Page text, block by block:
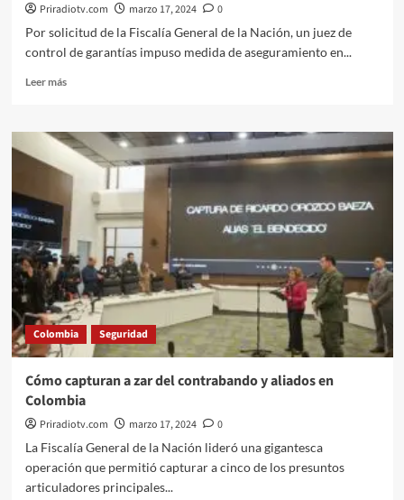
Priradiotv.com marzo 17, 2024
0
Por solicitud de la Fiscalía General de la Nación, un juez de
control de garantías impuso medida de aseguramiento en...
Leer másLeer
ELN
y
muerte
indígena.
va
judicializacion.
Colombia Seguridad
Cómo capturan a zar del contrabando y aliados en
Colombia
Priradiotv.com marzo 17, 2024
0
La Fiscalía General de la Nación lideró una gigantesca
operación que permitió capturar a cinco de los presuntos
articuladores principales...